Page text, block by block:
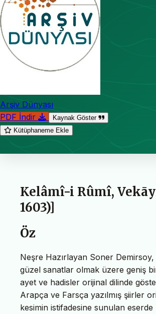
Arşiv Dünyası
PDF İndir
Kaynak Göster
Kütüphaneme Ekle
Kelâmî-i Rûmî,
1603)]
Öz
Neşre Hazırlayan Soner
güzel sanatlar olmak üzere geniş
ayet ve hadisler orijinal dilinde
Arapça ve Farsça yazılmış şiirler
kesimin istifadesine sunulan